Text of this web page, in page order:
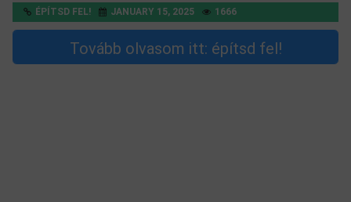
ÉPÍTSD FEL! JANUARY 15, 2025 1666
Tovább olvasom itt: építsd fel!